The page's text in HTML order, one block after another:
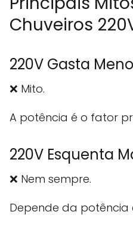
Chuveiros
220V Gasta
❌ Mito.
A potência é o fator
220V Esquenta
❌ Nem sempre.
Depende da